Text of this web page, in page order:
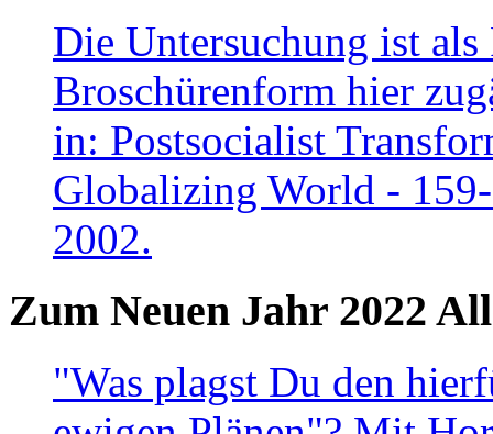
Die Untersuchung ist
Broschürenform hier
in: Postsocialist
Globalizing World -
2002.
Zum Neuen Jahr 2022
"Was plagst Du den